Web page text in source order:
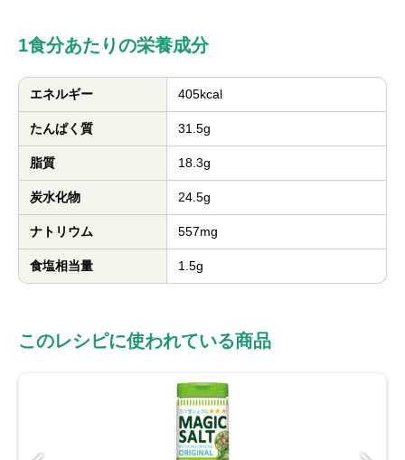
1食分あたりの栄養成分
エネルギー 405kcal
たんぱく質 31.5g
脂質 18.3g
炭水化物 24.5g
ナトリウム 557mg
食塩相当量 1.5g
このレシピに使われている商品